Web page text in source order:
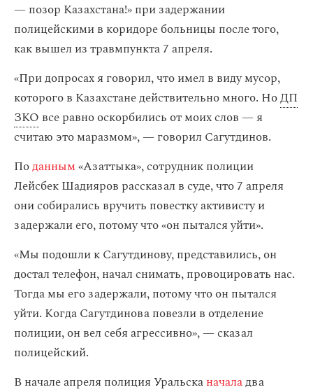
— позор Казахстана!» при задержании
полицейскими в коридоре больницы после того,
как вышел из травмпункта 7 апреля.
«При допросах я говорил, что имел в виду мусор,
которого в Казахстане действительно много. НоДП
ЗКО все равно оскорбились от моих слов — я
считаю это маразмом», — говорил Сагутдинов.
Поданным«Азаттыка», сотрудник полиции
Лейсбек Шадияров рассказал в суде, что 7 апреля
они собирались вручить повестку активисту и
задержали его, потому что «он пытался уйти».
«Мы подошли к Сагутдинову, представились, он
достал телефон, начал снимать, провоцировать нас.
Тогда мы его задержали, потому что он пытался
уйти. Когда Сагутдинова повезли в отделение
полиции, он вел себя агрессивно», — сказал
полицейский.
В начале апреля полиция Уральсканачаладва